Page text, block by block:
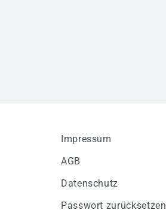
Impressum
AGB
Datenschutz
Passwort zurücksetzen